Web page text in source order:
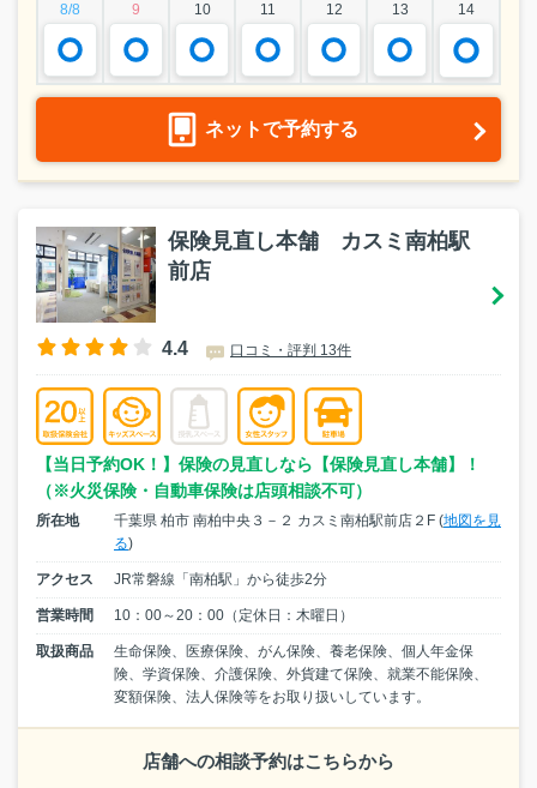
8/8
9 10 11 12 13 14
ネットで予約する
保険見直し本舗 カスミ南柏駅
前店
4.4 口コミ・評判 13件
【当日予約OK！】保険の見直しなら【保険見直し本舗】！
（※火災保険・自動車保険は店頭相談不可）
所在地 千葉県 柏市 南柏中央３－２ カスミ南柏駅前店２F (地図を見
る)
アクセス JR常磐線「南柏駅」から徒歩2分
営業時間 10：00～20：00（定休日：木曜日）
取扱商品
生命保険、医療保険、がん保険、養老保険、個人年金保
険、学資保険、介護保険、外貨建て保険、就業不能保険、
変額保険、法人保険等をお取り扱いしています。
店舗への相談予約はこちらから